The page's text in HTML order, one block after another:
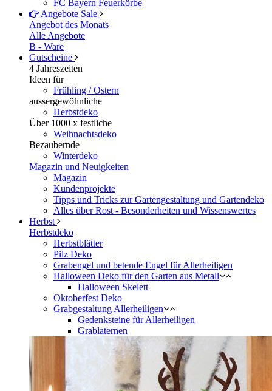
FC Bayern Feuerkörbe
Angebote Sale
Angebot des Monats
Alle Angebote
B - Ware
Gutscheine
4 Jahreszeiten
Ideen für
Frühling / Ostern
aussergewöhnliche
Herbstdeko
Über 1000 x festliche
Weihnachtsdeko
Bezaubernde
Winterdeko
Magazin und Neuigkeiten
Magazin
Kundenprojekte
Tipps und Tricks zur Gartengestaltung und Gartendeko
Alles über Rost - Besonderheiten und Wissenswertes
Herbst
Herbstdeko
Herbstblätter
Pilz Deko
Grabengel und betende Engel für Allerheiligen
Halloween Deko für den Garten aus Metall
Halloween Skelett
Oktoberfest Deko
Grabgestaltung Allerheiligen
Gedenksteine für Allerheiligen
Grablaternen